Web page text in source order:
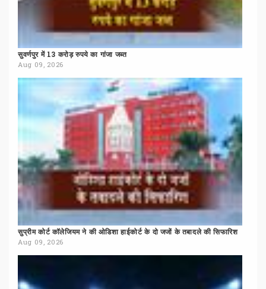
सुवर्णपुर में 13 करोड़ रुपये का गांजा जब्त
Aug 09, 2026
सुप्रीम कोर्ट कॉलेजियम ने की ओडिशा हाईकोर्ट के दो जजों के तबादले की सिफारिश
Aug 09, 2026